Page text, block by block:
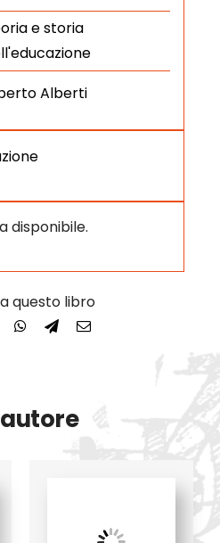
e storia
Alberti
disponibile.